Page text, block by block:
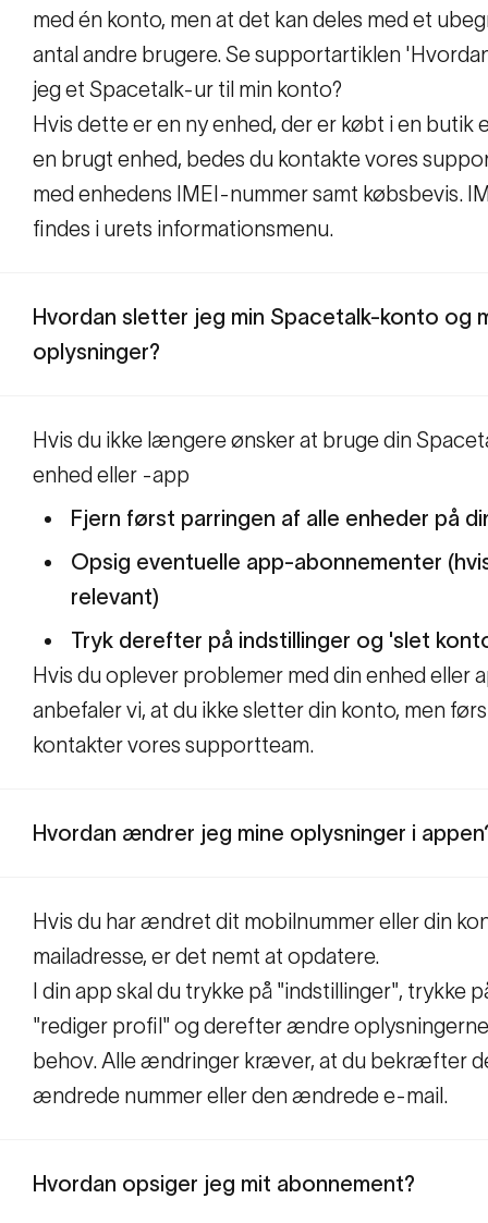
med én konto, men at det kan deles med et
antal andre brugere. Se supportartiklen
jeg et Spacetalk-ur til min konto?
Hvis dette er en ny enhed, der er købt i en butik
en brugt enhed, bedes du kontakte vores
med enhedens IMEI-nummer samt købsbevis.
findes i urets informationsmenu.
Hvordan sletter jeg min Spacetalk-konto og
oplysninger?
Hvis du ikke længere ønsker at bruge din
enhed eller -app
Fjern først parringen af alle enheder på
Opsig eventuelle app-abonnementer
relevant)
Tryk derefter på indstillinger og 'slet
Hvis du oplever problemer med din enhed eller
anbefaler vi, at du ikke sletter din konto, men
kontakter vores supportteam.
Hvordan ændrer jeg mine oplysninger i
Hvis du har ændret dit mobilnummer eller din
mailadresse, er det nemt at opdatere.
I din app skal du trykke på "indstillinger", trykke
"rediger profil" og derefter ændre
behov. Alle ændringer kræver, at du bekræfter
ændrede nummer eller den ændrede e-mail.
Hvordan opsiger jeg mit abonnement?